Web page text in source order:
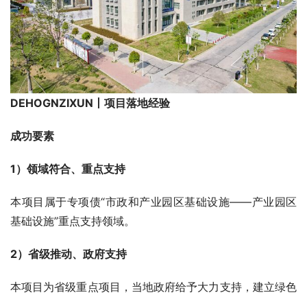
DEHOGNZIXUN丨项目落地经验
成功要素
1） 领域符合、重点支持
本项目属于专项债“市政和产业园区基础设施——产业园区
基础设施”重点支持领域。
2）省级推动、政府支持
本项目为省级重点项目，当地政府给予大力支持，建立绿色